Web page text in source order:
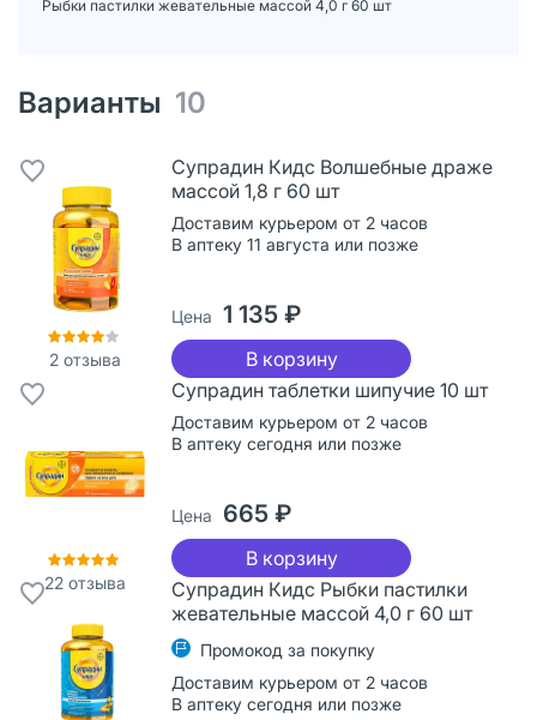
Рыбки пастилки жевательные массой 4,0 г 60 шт
Варианты 10
2 отзыва
Супрадин Кидс Волшебные драже
массой 1,8 г 60 шт
Доставим курьером от 2 часов
В аптеку 11 августа или позже
Цена 1 135 ₽
В корзину
22 отзыва
Супрадин таблетки шипучие 10 шт
Доставим курьером от 2 часов
В аптеку сегодня или позже
Цена 665 ₽
В корзину
Супрадин Кидс Рыбки пастилки
жевательные массой 4,0 г 60 шт
Промокод за покупку
Доставим курьером от 2 часов
В аптеку сегодня или позже